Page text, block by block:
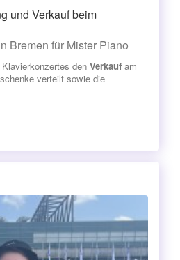
und Verkauf beim
Bremen für Mister Piano
den Verkauf am
verteilt sowie die